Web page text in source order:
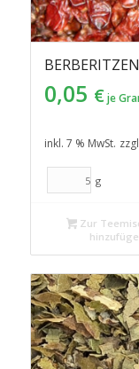
0,05 € je
inkl. 7 % MwSt.
g
Zur